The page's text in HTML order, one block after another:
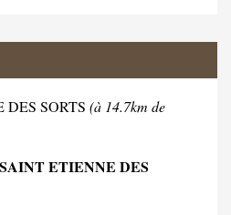
DES SORTS (à 14.7km de
ETIENNE DES